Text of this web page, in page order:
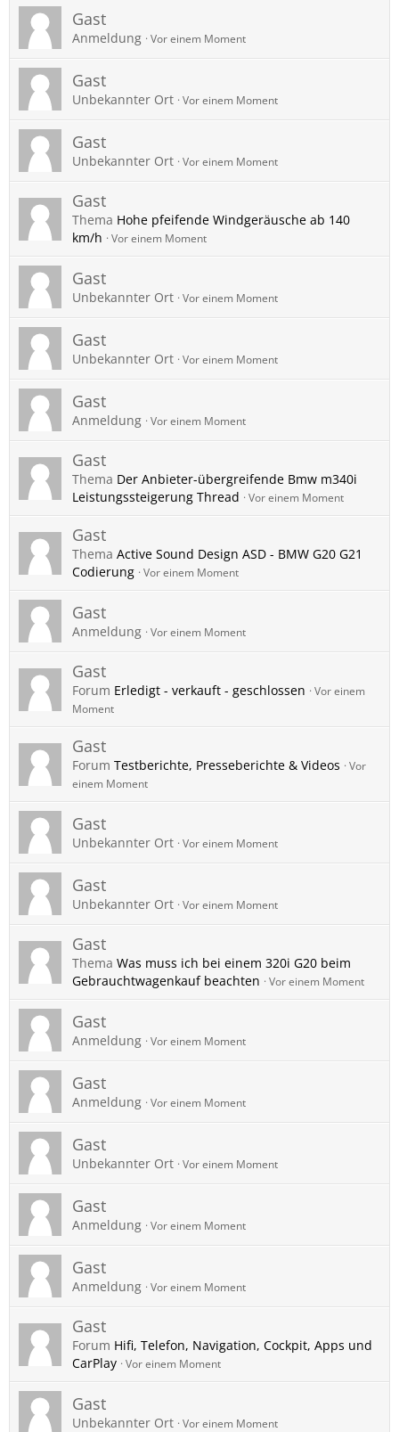
Gast
Anmeldung Vor einem Moment
Gast
Unbekannter Ort Vor einem Moment
Gast
Unbekannter Ort Vor einem Moment
Gast
Thema Hohe pfeifende Windgeräusche ab 140
km/h
Vor einem Moment
Gast
Unbekannter Ort Vor einem Moment
Gast
Unbekannter Ort Vor einem Moment
Gast
Anmeldung Vor einem Moment
Gast
Thema Der Anbieter-übergreifende Bmw m340i
Leistungssteigerung Thread
Vor einem Moment
Gast
Thema Active Sound Design ASD - BMW G20 G21
Codierung Vor einem Moment
Gast
Anmeldung Vor einem Moment
Gast
Forum Erledigt - verkauft - geschlossen
Vor einem
Moment
Gast
Forum Testberichte, Presseberichte & Videos
Vor
einem Moment
Gast
Unbekannter Ort Vor einem Moment
Gast
Unbekannter Ort Vor einem Moment
Gast
Thema Was muss ich bei einem 320i G20 beim
Gebrauchtwagenkauf beachten
Vor einem Moment
Gast
Anmeldung Vor einem Moment
Gast
Anmeldung Vor einem Moment
Gast
Unbekannter Ort Vor einem Moment
Gast
Anmeldung Vor einem Moment
Gast
Anmeldung Vor einem Moment
Gast
Forum Hifi, Telefon, Navigation, Cockpit, Apps und
CarPlay Vor einem Moment
Gast
Unbekannter Ort Vor einem Moment